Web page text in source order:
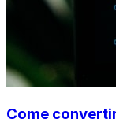
Come